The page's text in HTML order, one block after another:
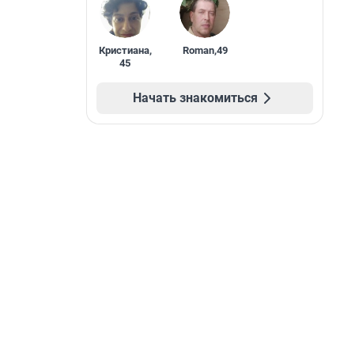
Кристиана,
45
Roman,49
Начать знакомиться